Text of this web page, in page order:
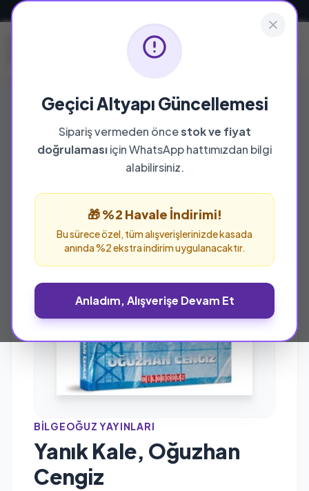
Geçici Altyapı Güncellemesi
Sipariş vermeden öncestok ve fiyat
doğrulamasıiçin WhatsApp hattımızdan bilgi
alabilirsiniz.
🎁 %2 Havale İndirimi!
Bu sürece özel, tüm alışverişlerinizde kasada
anında %2 ekstra indirim uygulanacaktır.
Anladım, Alışverişe Devam Et
BILGEOĞUZ YAYINLARI
Yanık Kale, Oğuzhan
Cengiz